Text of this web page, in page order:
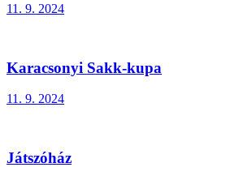
11. 9. 2024
Karacsonyi Sakk-kupa
11. 9. 2024
Játszóház